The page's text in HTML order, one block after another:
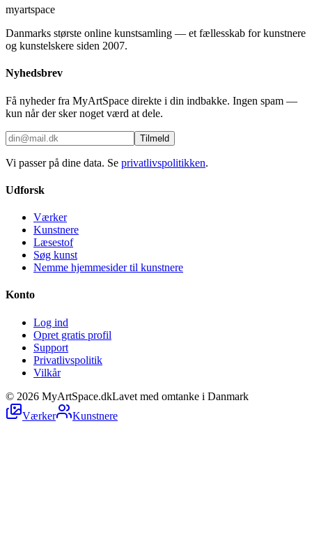
myartspace
Danmarks største online kunstsamling — et fællesskab for kunstnere
og kunstelskere siden 2007.
Nyhedsbrev
Få nyheder fra MyArtSpace direkte i din indbakke. Ingen spam —
kun når der sker noget værd at dele.
Tilmeld
Vi passer på dine data. Se privatlivspolitikken.
Udforsk
Værker
Kunstnere
Læsestof
Søg kunst
Nemme hjemmesider til kunstnere
Konto
Log ind
Opret gratis profil
Support
Privatlivspolitik
Vilkår
© 2026 MyArtSpace.dkLavet med omtanke i Danmark
Værker
Kunstnere